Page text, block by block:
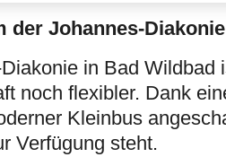
der Johannes-Diakonie
in Bad Wildbad
noch flexibler. Dank
Kleinbus
Verfügung steht.